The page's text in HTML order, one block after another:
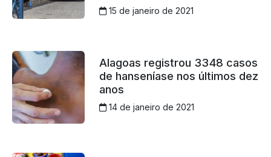
15 de janeiro de 2021
Alagoas registrou 3348 casos
de hanseníase nos últimos dez
anos
14 de janeiro de 2021